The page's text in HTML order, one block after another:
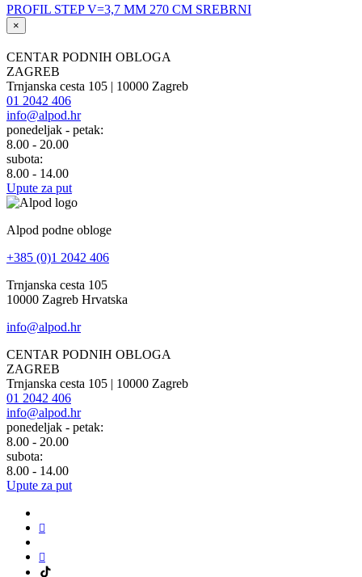
PROFIL STEP V=3,7 MM 270 CM SREBRNI
×
CENTAR PODNIH OBLOGA
ZAGREB
Trnjanska cesta 105 | 10000 Zagreb
01 2042 406
info@alpod.hr
ponedeljak - petak:
8.00 - 20.00
subota:
8.00 - 14.00
Upute za put
Alpod podne obloge
+385 (0)1 2042 406
Trnjanska cesta 105
10000 Zagreb Hrvatska
info@alpod.hr
CENTAR PODNIH OBLOGA
ZAGREB
Trnjanska cesta 105 | 10000 Zagreb
01 2042 406
info@alpod.hr
ponedeljak - petak:
8.00 - 20.00
subota:
8.00 - 14.00
Upute za put